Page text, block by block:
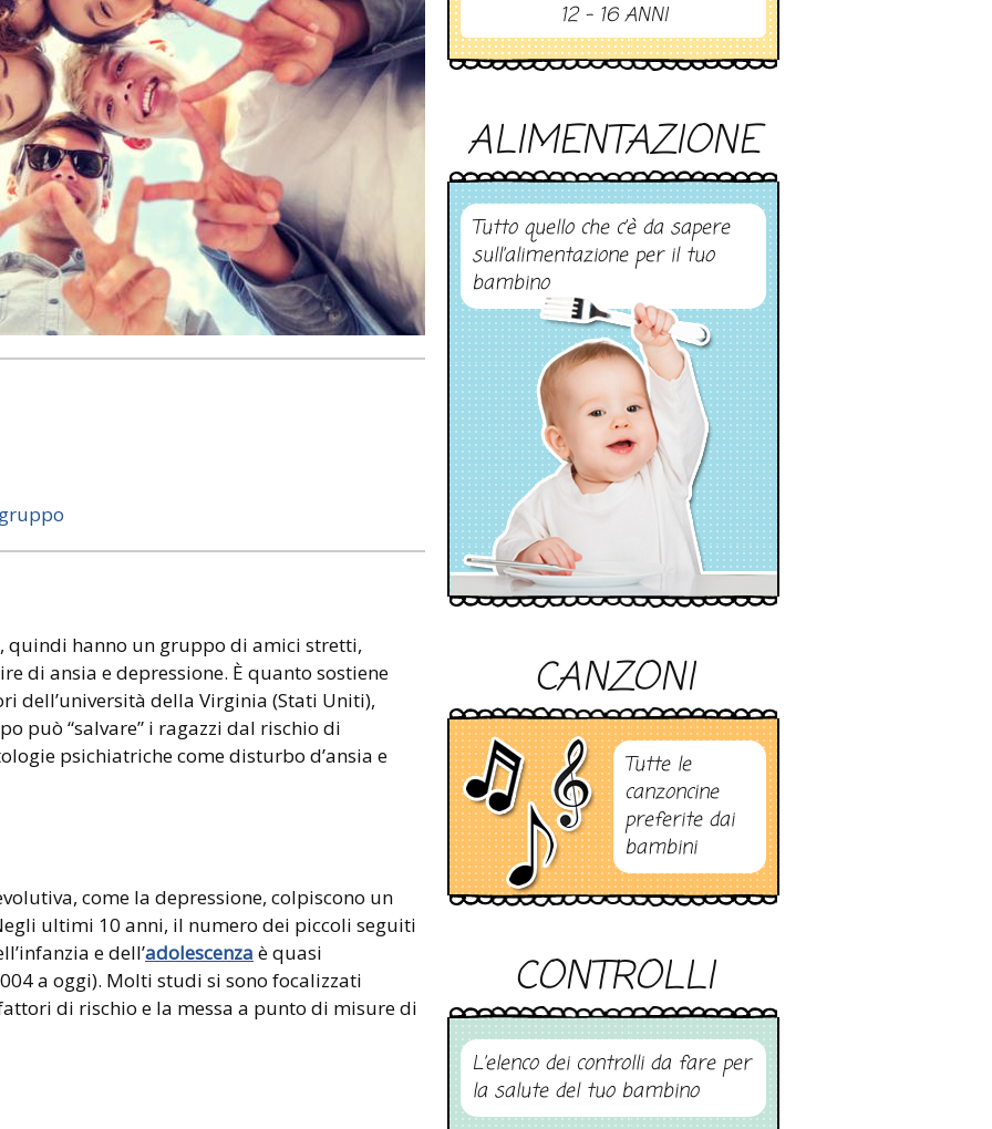
quindi hanno un gruppo di amici stretti,
di ansia e depressione. È quanto sostiene
dell’università della Virginia (Stati Uniti),
può “salvare” i ragazzi dal rischio di
psichiatriche come disturbo d’ansia e
come la depressione, colpiscono un
ultimi 10 anni, il numero dei piccoli seguiti
e dell’adolescenza è quasi
a oggi). Molti studi si sono focalizzati
di rischio e la messa a punto di misure di
12 - 16 ANNI
ALIMENTAZIONE
Tutto quello che c’è da sapere
sull’alimentazione per il tuo
bambino
CANZONI
Tutte le
canzoncine
preferite dai
bambini
CONTROLLI
L’elenco dei controlli da fare per
la salute del tuo bambino